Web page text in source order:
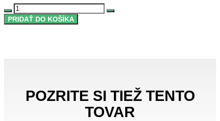
DECREASE
QUANTITY
množstvo
Ochranné
sklo
INCREASE
PRIDAŤ DO KOŠÍKA
POZRITE SI TIEŽ TENTO
TOVAR